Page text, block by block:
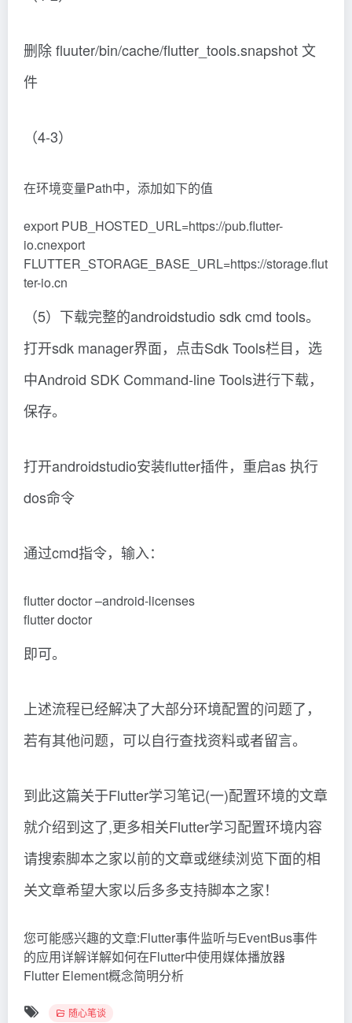
删除 fluuter/bin/cache/flutter_tools.snapshot 文
件
（4-3）
在环境变量Path中，添加如下的值
export PUB_HOSTED_URL=https://pub.flutter-
io.cnexport
FLUTTER_STORAGE_BASE_URL=https://storage.flut
ter-io.cn
（5）下载完整的androidstudio sdk cmd tools。
打开sdk manager界面，点击Sdk Tools栏目，选
中Android SDK Command-line Tools进行下载，
保存。
打开androidstudio安装flutter插件，重启as 执行
dos命令
通过cmd指令，输入：
flutter doctor –android-licenses
flutter doctor
即可。
上述流程已经解决了大部分环境配置的问题了，
若有其他问题，可以自行查找资料或者留言。
到此这篇关于Flutter学习笔记(一)配置环境的文章
就介绍到这了,更多相关Flutter学习配置环境内容
请搜索脚本之家以前的文章或继续浏览下面的相
关文章希望大家以后多多支持脚本之家！
您可能感兴趣的文章:Flutter事件监听与EventBus事件
的应用详解详解如何在Flutter中使用媒体播放器
Flutter Element概念简明分析
随心笔谈